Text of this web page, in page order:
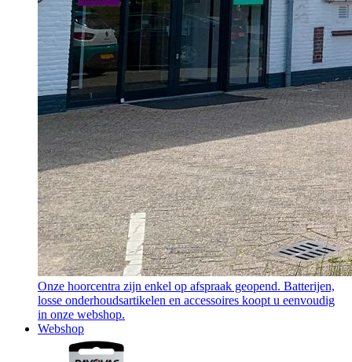
Onze hoorcentra zijn enkel op afspraak geopend. Batterijen,
losse onderhoudsartikelen en accessoires koopt u eenvoudig
in onze webshop.
Webshop